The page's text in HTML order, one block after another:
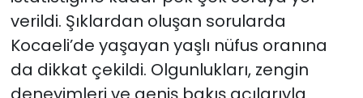
verildi. Şıklardan oluşan sorularda
Kocaeli’de yaşayan yaşlı nüfus oranına
da dikkat çekildi. Olgunlukları, zengin